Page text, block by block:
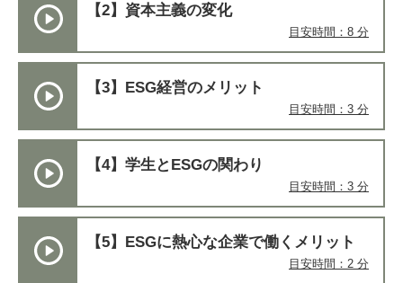
【2】資本主義の変化
目安時間：8 分
【3】ESG経営のメリット
目安時間：3 分
【4】学生とESGの関わり
目安時間：3 分
【5】ESGに熱心な企業で働くメリット
目安時間：2 分